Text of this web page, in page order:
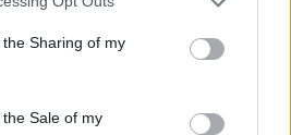
Sharing of my
Sale of my